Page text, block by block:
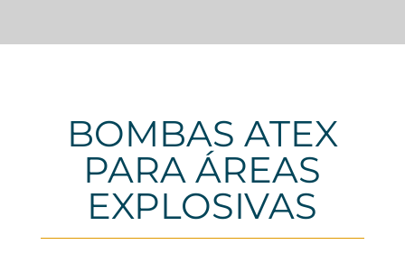
BOMBAS ATEX
PARA ÁREAS
EXPLOSIVAS